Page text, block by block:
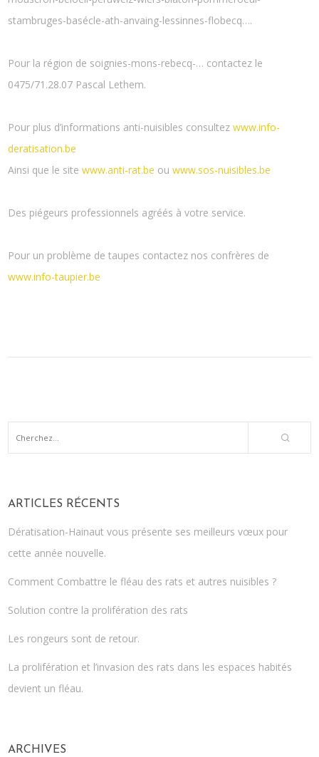
stambruges-basécle-ath-anvaing-lessinnes-flobecq….
Pour la région de soignies-mons-rebecq-… contactez le
0475/71.28.07 Pascal Lethem.
Pour plus d’informations anti-nuisibles consultezwww.info-
deratisation.be
Ainsi que le sitewww.anti-rat.be ouwww.sos-nuisibles.be
Des piégeurs professionnels agréés à votre service.
Pour un problème de taupes contactez nos confrères de
www.info-taupier.be
ARTICLES RÉCENTS
Dératisation-Hainaut vous présente ses meilleurs vœux pour
cette année nouvelle.
Comment Combattre le fléau des rats et autres nuisibles ?
Solution contre la prolifération des rats
Les rongeurs sont de retour.
La prolifération et l’invasion des rats dans les espaces habités
devient un fléau.
ARCHIVES